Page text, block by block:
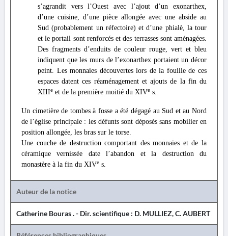
s’agrandit vers l’Ouest avec l’ajout d’un exonarthex,
d’une cuisine, d’une pièce allongée avec une abside au
Sud (probablement un réfectoire) et d’une phialè, la tour
et le portail sont renforcés et des terrasses sont aménagées.
Des fragments d’enduits de couleur rouge, vert et bleu
indiquent que les murs de l’exonarthex portaient un décor
peint. Les monnaies découvertes lors de la fouille de ces
espaces datent ces réaménagement et ajouts de la fin du
XIIIe et de la première moitié du XIVe s.
Un cimetière de tombes à fosse a été dégagé au Sud et au Nord
de l’église principale : les défunts sont déposés sans mobilier en
position allongée, les bras sur le torse.
Une couche de destruction comportant des monnaies et de la
céramique vernissée date l’abandon et la destruction du
monastère à la fin du XIVe s.
Auteur de la notice
Catherine Bouras . - Dir. scientifique : D. MULLIEZ, C. AUBERT